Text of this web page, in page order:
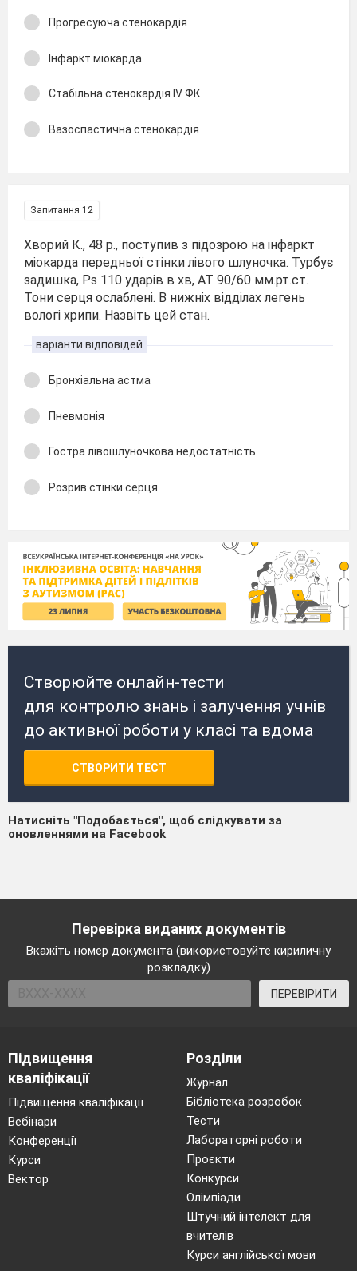
Прогресуюча стенокардія
Інфаркт міокарда
Стабільна стенокардія IV ФК
Вазоспастична стенокардія
Запитання 12
Хворий К., 48 р., поступив з підозрою на інфаркт
міокарда передньої стінки лівого шлуночка. Турбує
задишка, Рs 110 ударів в хв, АТ 90/60 мм.рт.ст.
Тони серця ослаблені. В нижніх відділах легень
вологі хрипи. Назвіть цей стан.
варіанти відповідей
Бронхіальна астма
Пневмонія
Гостра лівошлуночкова недостатність
Розрив стінки серця
Створюйте онлайн-тести
для контролю знань і залучення учнів
до активної роботи у класі та вдома
СТВОРИТИ ТЕСТ
Натисніть "Подобається", щоб слідкувати за
оновленнями на Facebook
Перевірка виданих документів
Вкажіть номер документа (використовуйте кириличну
розкладку)
ПЕРЕВІРИТИ
Підвищення
кваліфікації
Підвищення кваліфікації
Вебінари
Конференції
Курси
Вектор
Розділи
Журнал
Бібліотека розробок
Тести
Лабораторні роботи
Проєкти
Конкурси
Олімпіади
Штучний інтелект для
вчителів
Курси англійської мови